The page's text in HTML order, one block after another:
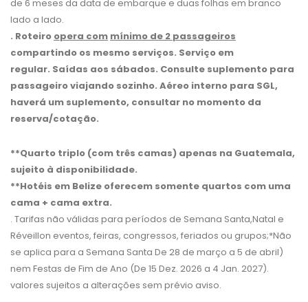
de 6 meses da data de embarque e duas folhas em branco
lado a lado.
. Roteiro opera com mínimo de 2 passageiros
compartindo os mesmo serviços. Serviço em
regular. Saídas aos sábados. Consulte suplemento para
passageiro viajando sozinho. Aéreo interno para SGL,
haverá um suplemento, consultar no momento da
reserva/cotação.
**Quarto triplo (com três camas) apenas na Guatemala,
sujeito à disponibilidade.
**Hotéis em Belize oferecem somente quartos com uma
cama + cama extra.
. Tarifas não válidas para períodos de Semana Santa,Natal e
Réveillon eventos, feiras, congressos, feriados ou grupos;*Não
se aplica para a Semana Santa De 28 de março a 5 de abril)
nem Festas de Fim de Ano (De 15 Dez. 2026 a 4 Jan. 2027).
valores sujeitos a alterações sem prévio aviso.